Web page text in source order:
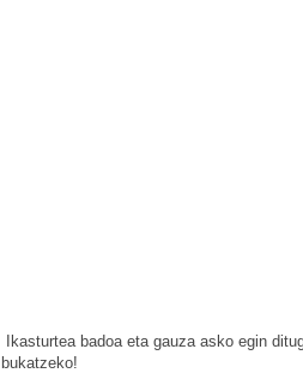
Ikasturtea badoa eta gauza asko egin
bukatzeko!